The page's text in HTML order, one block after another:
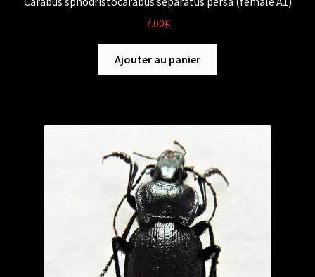
7.00€
Ajouter au panier